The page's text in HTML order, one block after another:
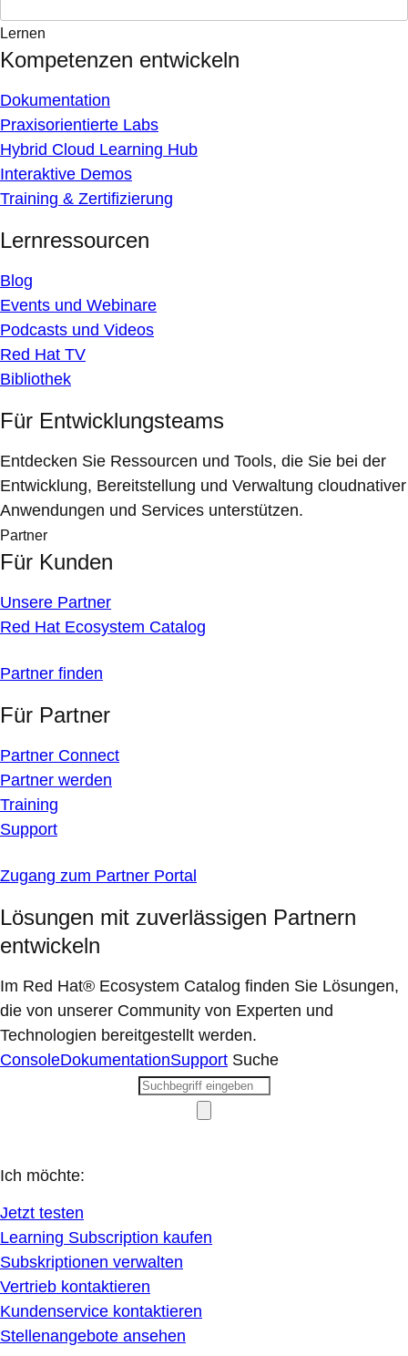
Lernen
Kompetenzen entwickeln
Dokumentation
Praxisorientierte Labs
Hybrid Cloud Learning Hub
Interaktive Demos
Training & Zertifizierung
Lernressourcen
Blog
Events und Webinare
Podcasts und Videos
Red Hat TV
Bibliothek
Für Entwicklungsteams
Entdecken Sie Ressourcen und Tools, die Sie bei der
Entwicklung, Bereitstellung und Verwaltung cloudnativer
Anwendungen und Services unterstützen.
Partner
Für Kunden
Unsere Partner
Red Hat Ecosystem Catalog
Partner finden
Für Partner
Partner Connect
Partner werden
Training
Support
Zugang zum Partner Portal
Lösungen mit zuverlässigen Partnern
entwickeln
Im Red Hat® Ecosystem Catalog finden Sie Lösungen,
die von unserer Community von Experten und
Technologien bereitgestellt werden.
ConsoleDokumentationSupport Suche
Ich möchte:
Jetzt testen
Learning Subscription kaufen
Subskriptionen verwalten
Vertrieb kontaktieren
Kundenservice kontaktieren
Stellenangebote ansehen